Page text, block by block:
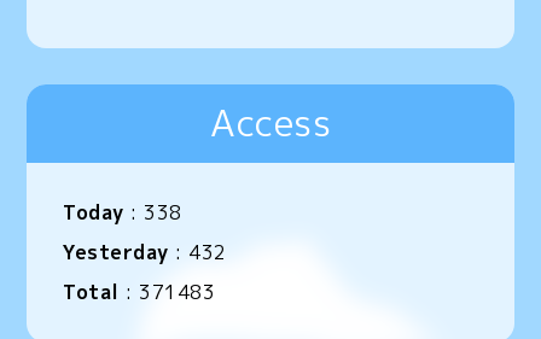
Access
Today : 338
Yesterday : 432
Total : 371483